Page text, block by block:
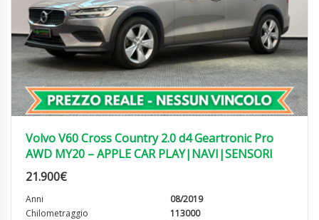
Volvo V60 Cross Country 2.0 d4 Geartronic Pro
AWD MY20 – APPLE CAR PLAY|NAVI|SENSORI
21.900€
Anni
08/2019
Chilometraggio
113000